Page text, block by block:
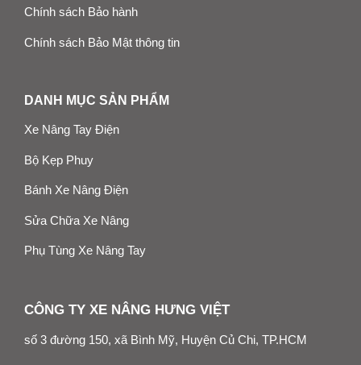
Chính sách Bảo hành
Chính sách Bảo Mật thông tin
DANH MỤC SẢN PHẨM
Xe Nâng Tay Điện
Bộ Kẹp Phuy
Bánh Xe Nâng Điện
Sửa Chữa Xe Nâng
Phụ Tùng Xe Nâng Tay
CÔNG TY XE NÂNG HƯNG VIỆT
số 3 đường 150, xã Bình Mỹ, Huyện Củ Chi, TP.HCM